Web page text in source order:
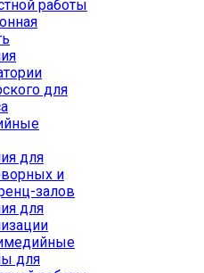
работы
для
для
и
залов
для
для